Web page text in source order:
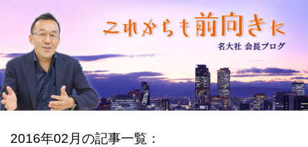
2016年02月の記事一覧：